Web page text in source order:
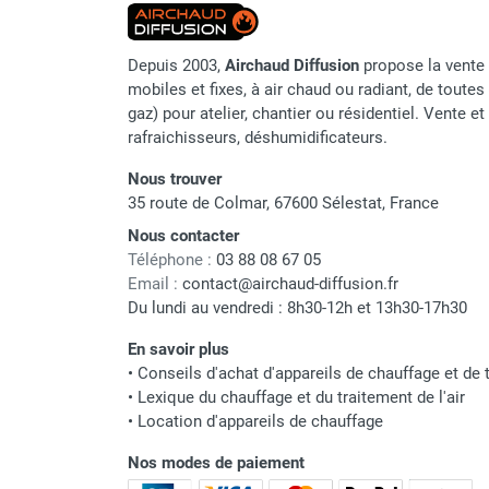
punaises de lit
Chauffage électrique infrarouge
Chauffage électrique par convection
Chauffage mobile au fioul et GNR
Chauffage fioul soufflant avec
cheminée et réservoir intégré
cheminée à raccorder sur citerne
Chauffage fioul soufflant sans
cheminée à combustion directe
Chauffage fioul
infrarouge/rayonnant
butane
Chauffage mobile au gaz à
combustion directe
Chauffage mobile au gaz à
combustion indirecte
Chauffage mobile au gaz rayonnant
Code EAN
Classement produit
Depuis 2003, Airchaud Diffusion propose la
mobiles et fixes, à air chaud ou radiant, de
gaz) pour atelier, chantier ou résidentiel. Vente
rafraichisseurs, déshumidificateurs.
Nous trouver
35 route de Colmar, 67600 Sélestat, France
Nous contacter
Téléphone : 03 88 08 67 05
Email : contact@airchaud-diffusion.fr
Du lundi au vendredi : 8h30-12h et 13h30-17h30
En savoir plus
• Conseils d'achat d'appareils de chauffage et de
• Lexique du chauffage et du traitement de l'air
• Location d'appareils de chauffage
Nos modes de paiement